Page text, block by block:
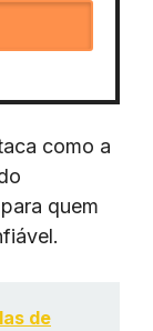
como a
quem
de